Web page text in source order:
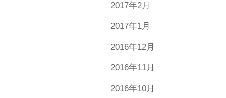
2017年2月
2017年1月
2016年12月
2016年11月
2016年10月